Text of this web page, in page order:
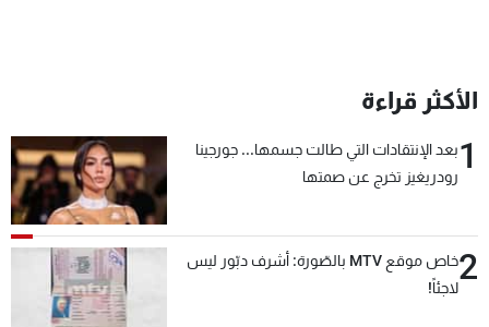
الأكثر قراءة
1بعد الإنتقادات التي طالت جسمها... جورجينا
رودريغيز تخرج عن صمتها
2
خاص موقع MTV بالصّورة: أشرف دبّور ليس
لاجئاً!